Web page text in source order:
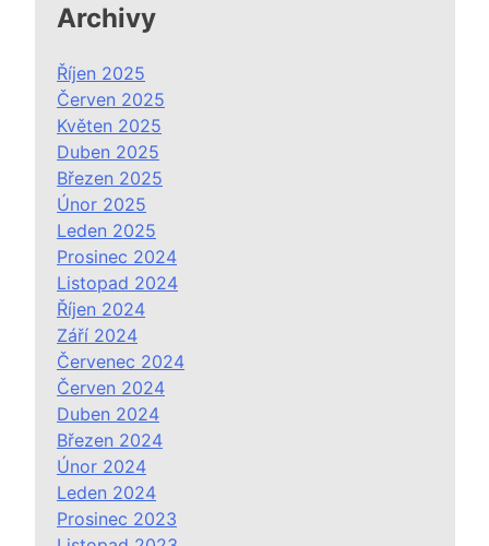
Archivy
Říjen 2025
Červen 2025
Květen 2025
Duben 2025
Březen 2025
Únor 2025
Leden 2025
Prosinec 2024
Listopad 2024
Říjen 2024
Září 2024
Červenec 2024
Červen 2024
Duben 2024
Březen 2024
Únor 2024
Leden 2024
Prosinec 2023